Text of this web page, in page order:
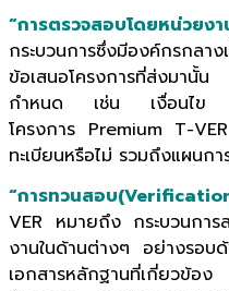
“การตรวจสอบโดยหน่วยง
กระบวนการซึ่งมีองค์กรกลาง
ข้อเสนอโครงการที่ส่งมานั้
กำหนด เช่น เงื่อนไ
โครงการ Premium T-
ทะเบียนหรือไม่ รวมถึงแผนก
“การทวนสอบ
VER หมายถึง กระบวนการ
งานในด้านต่างๆ อย่างรอบด้
เอกสารหลักฐานที่เกี่ยวข้อ